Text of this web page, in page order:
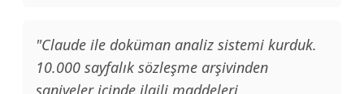
"Claude ile doküman analiz sistemi kurduk.
10.000 sayfalık sözleşme arşivinden